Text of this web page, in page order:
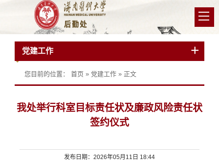
党建工作
您目前的位置： 首页 » 党建工作 » 正文
我处举行科室目标责任状及廉政风险责任状
签约仪式
发布日期：2026年05月11日 18:44